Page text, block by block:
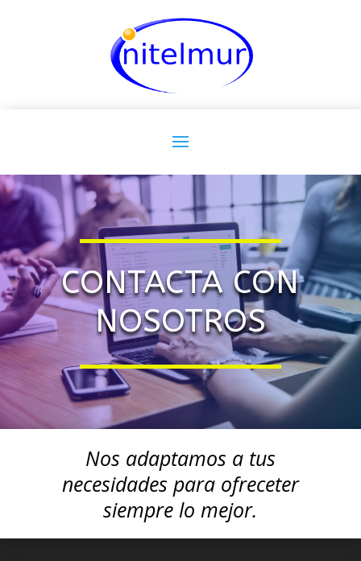
CONTACTA CON
NOSOTROS
Nos adaptamos a tus
necesidades para ofreceter
siempre lo mejor.